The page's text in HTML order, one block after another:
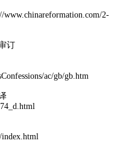
2-
订
ac/gb/gb.htm
index.html